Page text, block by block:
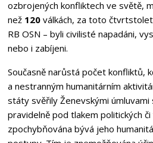
ozbrojených konfliktech ve světě,
než 120válkách, za toto
RB OSN – byli civilisté napadáni,
nebo i zabíjeni.
Současně narůstá počet konfliktů,
a nestranným humanitárním
státy svěřily Ženevskými
pravidelně pod tlakem politických
zpochybňována bývá jeho